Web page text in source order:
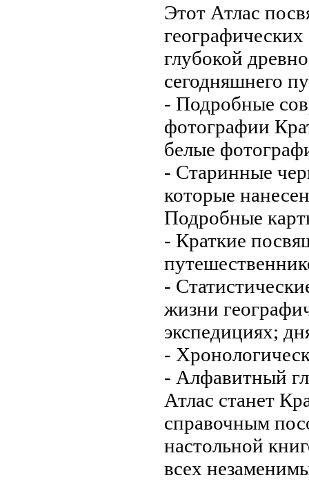
Этот Атлас
глубокой
сегодняшнего
- Подробные
фотографии
белые
- Старинные
которые
Подробные
- Краткие
-
жизни
экспедициях;
-
- Алфавитный
Атлас станет
справочным
настольной
всех